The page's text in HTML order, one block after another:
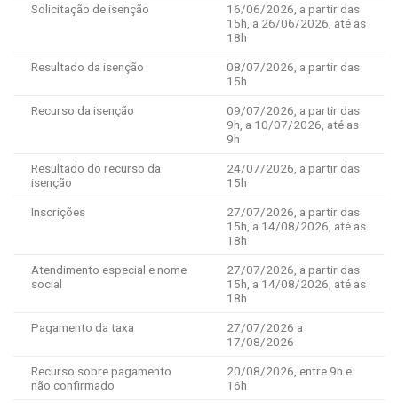
Solicitação de isenção
16/06/2026, a partir das
15h, a 26/06/2026, até as
18h
Resultado da isenção
08/07/2026, a partir das
15h
Recurso da isenção
09/07/2026, a partir das
9h, a 10/07/2026, até as
9h
Resultado do recurso da
isenção
24/07/2026, a partir das
15h
Inscrições
27/07/2026, a partir das
15h, a 14/08/2026, até as
18h
Atendimento especial e nome
social
27/07/2026, a partir das
15h, a 14/08/2026, até as
18h
Pagamento da taxa
27/07/2026 a
17/08/2026
Recurso sobre pagamento
não confirmado
20/08/2026, entre 9h e
16h